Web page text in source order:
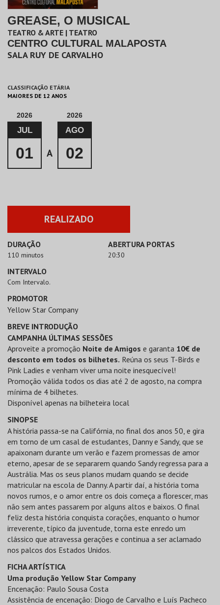
GREASE, O MUSICAL
TEATRO & ARTE | TEATRO
CENTRO CULTURAL MALAPOSTA
SALA RUY DE CARVALHO
CLASSIFICAÇÃO ETÁRIA
MAIORES DE 12 ANOS
2026
JUL
01 A
2026
AGO
02
REALIZADO
DURAÇÃO
110 minutos
ABERTURA PORTAS
20:30
INTERVALO
Com Intervalo.
PROMOTOR
Yellow Star Company
BREVE INTRODUÇÃO
CAMPANHA ÚLTIMAS SESSÕES
Aproveite a promoção Noite de Amigos e garanta 10€ de
desconto em todos os bilhetes. Reúna os seus T-Birds e
Pink Ladies e venham viver uma noite inesquecível!
Promoção válida todos os dias até 2 de agosto, na compra
mínima de 4 bilhetes.
Disponível apenas na bilheteira local
SINOPSE
A história passa-se na Califórnia, no final dos anos 50, e gira
em torno de um casal de estudantes, Danny e Sandy, que se
apaixonam durante um verão e fazem promessas de amor
eterno, apesar de se separarem quando Sandy regressa para a
Austrália. Mas os seus planos mudam quando se decide
matricular na escola de Danny. A partir daí, a história toma
novos rumos, e o amor entre os dois começa a florescer, mas
não sem antes passarem por alguns altos e baixos. O final
feliz desta história conquista corações, enquanto o humor
irreverente, típico da juventude, torna este enredo um
clássico que atravessa gerações e continua a ser aclamado
nos palcos dos Estados Unidos.
FICHA ARTÍSTICA
Uma produção Yellow Star Company
Encenação: Paulo Sousa Costa
Assistência de encenação: Diogo de Carvalho e Luís Pacheco